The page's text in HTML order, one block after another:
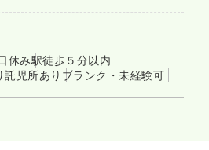
休み駅徒歩５分以内
託児所あり ブランク・未経験可